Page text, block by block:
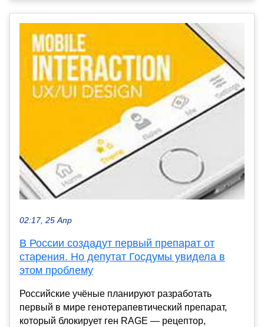
02:17, 25 Апр
В России создадут первый препарат от
старения. Но депутат Госдумы увидела в
этом проблему
Российские учёные планируют разработать
первый в мире генотерапевтический препарат,
который блокирует ген RAGE — рецептор,